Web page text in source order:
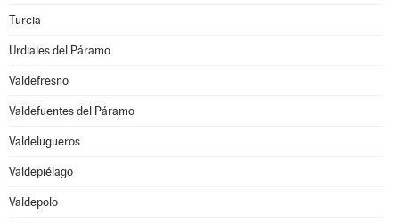
Turcia
Urdiales del Páramo
Valdefresno
Valdefuentes del Páramo
Valdelugueros
Valdepiélago
Valdepolo